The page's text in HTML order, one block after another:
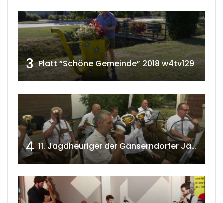
3 Platt “Schöne Gemeinde” 2018 w4tv129
4 11. Jagdheuriger der Gänserndorfer Jäger 2020 w4tv166